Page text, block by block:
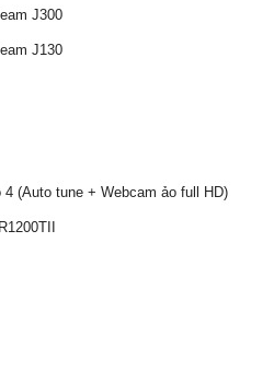
J300
J130
(Auto tune + Webcam ảo full HD)